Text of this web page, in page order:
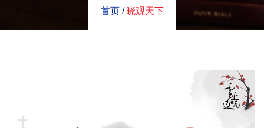
首页 / 晓观天下